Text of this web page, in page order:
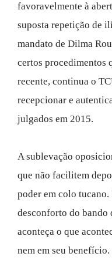
favoravelmente à
suposta repetição de
mandato de Dilma
certos procedimentos
recente, continua o
recepcionar e
julgados em 2015.
A sublevação
que não facilitem
poder em colo tucano.
desconforto do bando
aconteça o que
nem em seu benefício.